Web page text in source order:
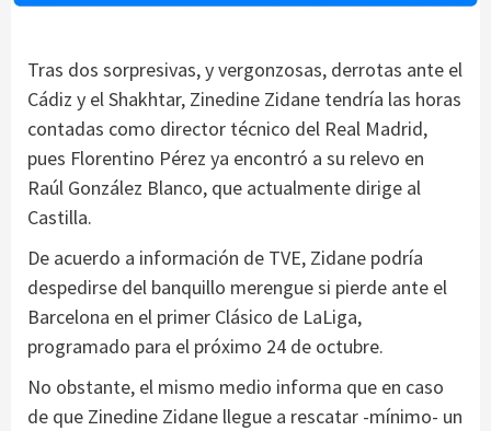
Tras dos sorpresivas, y vergonzosas, derrotas ante el
Cádiz y el Shakhtar, Zinedine Zidane tendría las horas
contadas como director técnico del Real Madrid,
pues Florentino Pérez ya encontró a su relevo en
Raúl González Blanco, que actualmente dirige al
Castilla.
De acuerdo a información de TVE, Zidane podría
despedirse del banquillo merengue si pierde ante el
Barcelona en el primer Clásico de LaLiga,
programado para el próximo 24 de octubre.
No obstante, el mismo medio informa que en caso
de que Zinedine Zidane llegue a rescatar -mínimo- un